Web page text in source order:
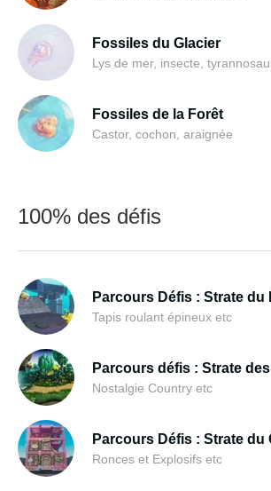
Fossiles du Glacier
Lys de mer, insecte,
Fossiles de la Forêt
Castor, cochon, araignée
100% des défis
Parcours Défis : Strate du
Tapis roulant épineux etc
Parcours défis : Strate
Nostalgie Country etc
Parcours Défis : Strate du
Ronces et Explosifs etc